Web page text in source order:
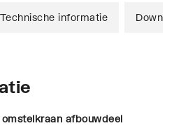
Technische informatie
afbouwdeel